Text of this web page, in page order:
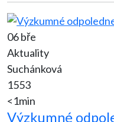
06 bře
Aktuality
Suchánková
1553
<1min
Výzkumné